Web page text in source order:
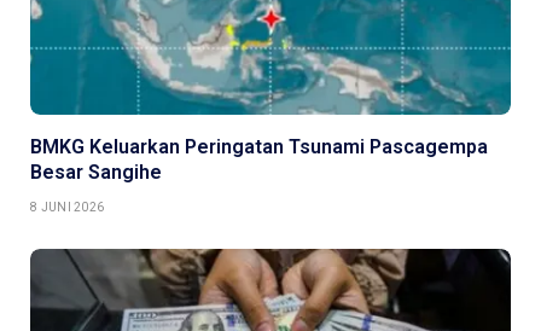
BMKG Keluarkan Peringatan Tsunami Pascagempa
Besar Sangihe
8 JUNI 2026